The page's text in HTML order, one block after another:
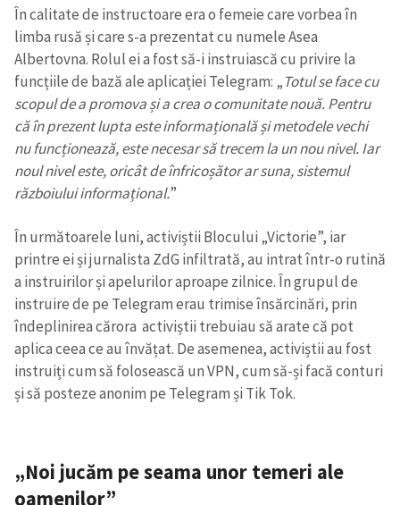
În calitate de instructoare era o femeie care vorbea în
limba rusă și care s-a prezentat cu numele Asea
Albertovna. Rolul ei a fost să-i instruiască cu privire la
funcțiile de bază ale aplicației Telegram: „Totul se face cu
scopul de a promova și a crea o comunitate nouă. Pentru
că în prezent lupta este informațională și metodele vechi
nu funcționează, este necesar să trecem la un nou nivel. Iar
noul nivel este, oricât de înfricoșător ar suna, sistemul
războiului informațional.”
În următoarele luni, activiștii Blocului „Victorie”, iar
printre ei și jurnalista ZdG infiltrată, au intrat într-o rutină
a instruirilor și apelurilor aproape zilnice. În grupul de
instruire de pe Telegram erau trimise însărcinări, prin
îndeplinirea cărora activiștii trebuiau să arate că pot
aplica ceea ce au învățat. De asemenea, activiștii au fost
instruiți cum să folosească un VPN, cum să-și facă conturi
și să posteze anonim pe Telegram și Tik Tok.
„Noi jucăm pe seama unor temeri ale
oamenilor”